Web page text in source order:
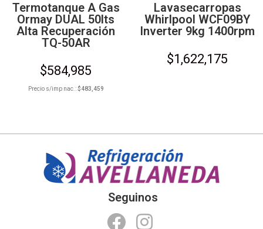
Termotanque A Gas
Ormay DUAL 50lts
Alta Recuperación
TQ-50AR
$584,985
Precio s/imp nac.:$483,459
Lavasecarropas
Whirlpool WCF09BY
Inverter 9kg 1400rpm
$1,622,175
Seguinos